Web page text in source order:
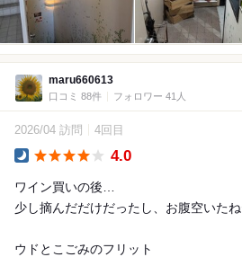
maru660613
口コミ 88件 フォロワー 41人
2026/04 訪問 4回目
4.0
ワイン買いの後…
少し摘んだだけだったし、お腹空いた
ウドとこごみのフリット